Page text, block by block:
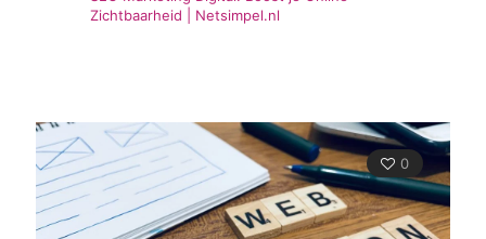
Zichtbaarheid | Netsimpel.nl
0